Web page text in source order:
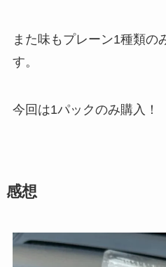
また味もプレーン1種類の
す。
今回は1パックのみ購入！
感想